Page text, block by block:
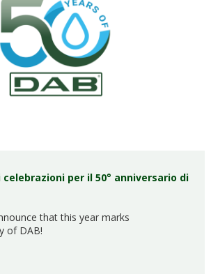
celebrazioni per il 50° anniversario di
that this year marks
of DAB!